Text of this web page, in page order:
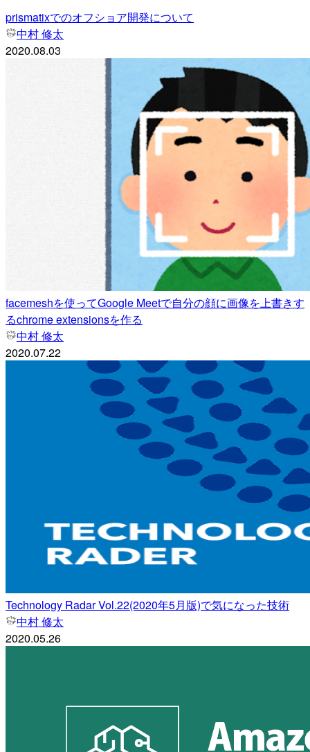
prismatixでのオフショア開発について
中村 修太
2020.08.03
facemeshを使ってGoogle Meetで自分の顔に画像を上書きす
るchrome extensionsを作る
中村 修太
2020.07.22
Technology Radar Vol.22(2020年5月版)で気になった技術
中村 修太
2020.05.26